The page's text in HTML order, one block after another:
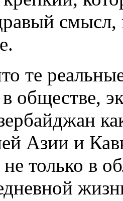
те
обществе,
Азии и
не только в